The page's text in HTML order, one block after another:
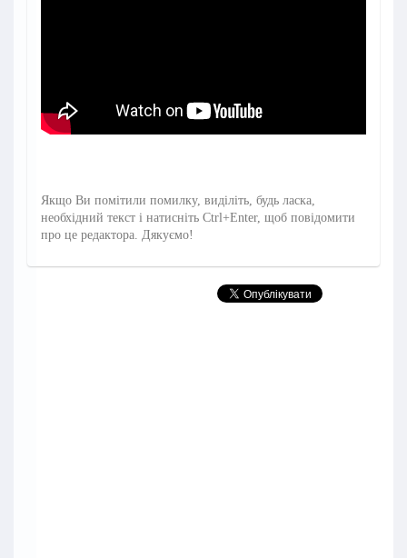
Якщо Ви помітили помилку, виділіть, будь ласка,
необхідний текст і натисніть Ctrl+Enter, щоб повідомити
про це редактора. Дякуємо!